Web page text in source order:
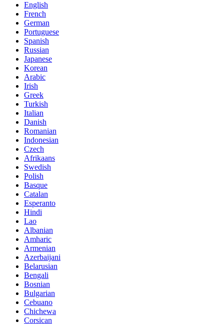
English
French
German
Portuguese
Spanish
Russian
Japanese
Korean
Arabic
Irish
Greek
Turkish
Italian
Danish
Romanian
Indonesian
Czech
Afrikaans
Swedish
Polish
Basque
Catalan
Esperanto
Hindi
Lao
Albanian
Amharic
Armenian
Azerbaijani
Belarusian
Bengali
Bosnian
Bulgarian
Cebuano
Chichewa
Corsican